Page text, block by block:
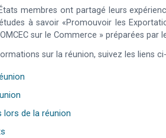
membres ont partagé leurs
à savoir «Promouvoir les
sur le Commerce » préparées par
sur la réunion, suivez les liens
de la réunion